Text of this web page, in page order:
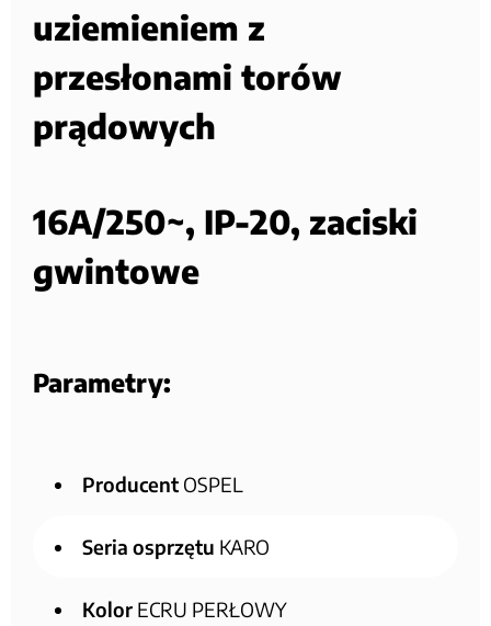
uziemieniem z
przesłonami torów
prądowych
16A/250~, IP-20, zaciski
gwintowe
Parametry:
Producent OSPEL
Seria osprzętu KARO
Kolor ECRU PERŁOWY